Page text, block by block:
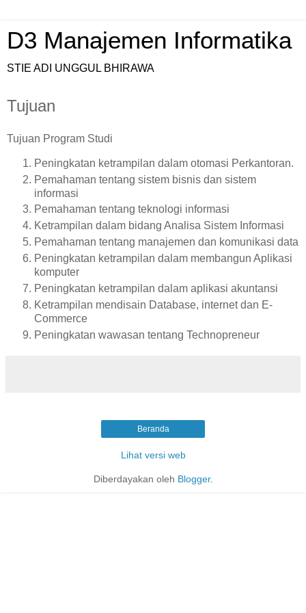
D3 Manajemen Informatika
STIE ADI UNGGUL BHIRAWA
Tujuan
Tujuan Program Studi
Peningkatan ketrampilan dalam otomasi Perkantoran.
Pemahaman tentang sistem bisnis dan sistem
informasi
Pemahaman tentang teknologi informasi
Ketrampilan dalam bidang Analisa Sistem Informasi
Pemahaman tentang manajemen dan komunikasi data
Peningkatan ketrampilan dalam membangun Aplikasi
komputer
Peningkatan ketrampilan dalam aplikasi akuntansi
Ketrampilan mendisain Database, internet dan E-
Commerce
Peningkatan wawasan tentang Technopreneur
Beranda
Lihat versi web
Diberdayakan oleh Blogger.